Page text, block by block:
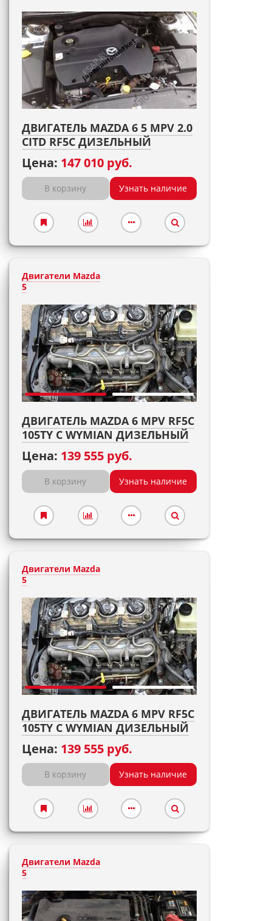
ДВИГАТЕЛЬ MAZDA 6 5 MPV 2.0
CITD RF5C ДИЗЕЛЬНЫЙ
Цена: 147 010 руб.
В корзину Узнать наличие
Двигатели Mazda
5
ДВИГАТЕЛЬ MAZDA 6 MPV RF5C
105TY С WYMIAN ДИЗЕЛЬНЫЙ
Цена: 139 555 руб.
В корзину Узнать наличие
Двигатели Mazda
5
ДВИГАТЕЛЬ MAZDA 6 MPV RF5C
105TY С WYMIAN ДИЗЕЛЬНЫЙ
Цена: 139 555 руб.
В корзину Узнать наличие
Двигатели Mazda
5